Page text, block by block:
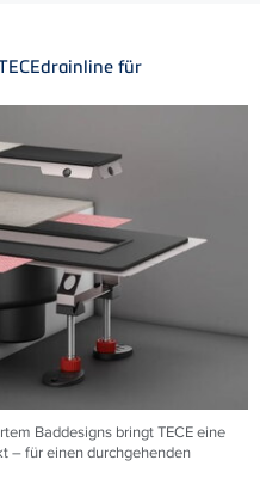
für
Baddesigns bringt TECE eine
– für einen durchgehenden